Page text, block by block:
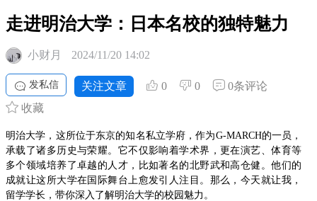
走进明治大学：日本名校的独特魅力
小财月 2024/11/20 14:02
发私信 关注文章 0 0
0条评论
收藏
明治大学，这所位于东京的知名私立学府，作为G-MARCH的一员，
承载了诸多历史与荣耀。它不仅影响着学术界，更在演艺、体育等
多个领域培养了卓越的人才，比如著名的北野武和高仓健。他们的
成就让这所大学在国际舞台上愈发引人注目。那么，今天就让我，
留学学长，带你深入了解明治大学的校园魅力。